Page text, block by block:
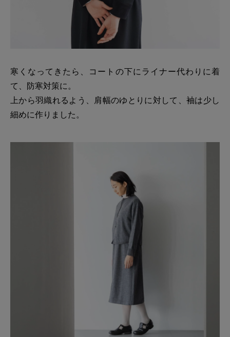
寒くなってきたら、コートの下にライナー代わりに着
て、防寒対策に。
上から羽織れるよう、肩幅のゆとりに対して、袖は少し
細めに作りました。